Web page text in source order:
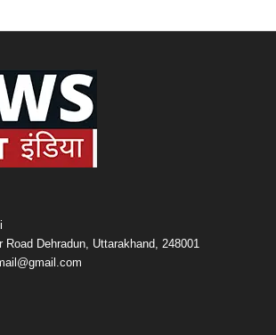
Road Dehradun, Uttarakhand, 248001